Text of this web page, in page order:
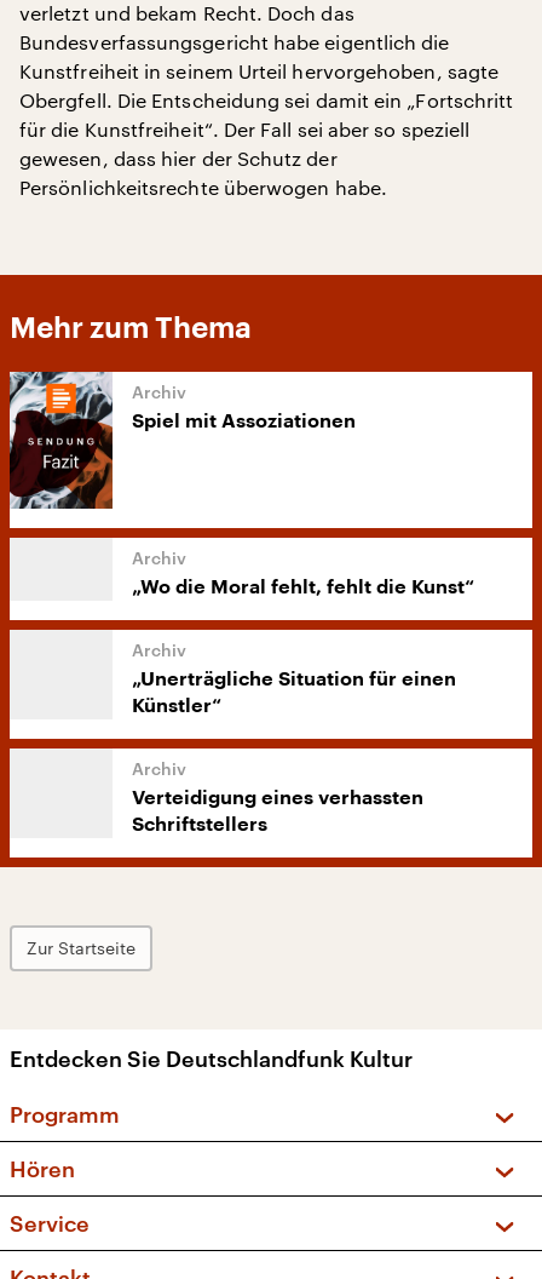
verletzt und bekam Recht. Doch das
Bundesverfassungsgericht habe eigentlich die
Kunstfreiheit in seinem Urteil hervorgehoben, sagte
Obergfell. Die Entscheidung sei damit ein „Fortschritt
für die Kunstfreiheit“. Der Fall sei aber so speziell
gewesen, dass hier der Schutz der
Persönlichkeitsrechte überwogen habe.
Mehr zum Thema
Spiel mit Assoziationen
„Wo die Moral fehlt, fehlt die Kunst“
„Unerträgliche Situation für einen
Künstler“
Verteidigung eines verhassten
Schriftstellers
Zur Startseite
Entdecken Sie Deutschlandfunk Kultur
Programm
Sendungen und Podcasts
Musikliste
Hören
Frequenzen (UKW + DAB+)
Service
FAQ